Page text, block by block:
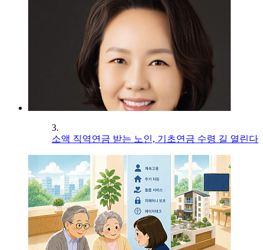
3.
소액 직역연금 받는 노인, 기초연금 수령 길 열린다